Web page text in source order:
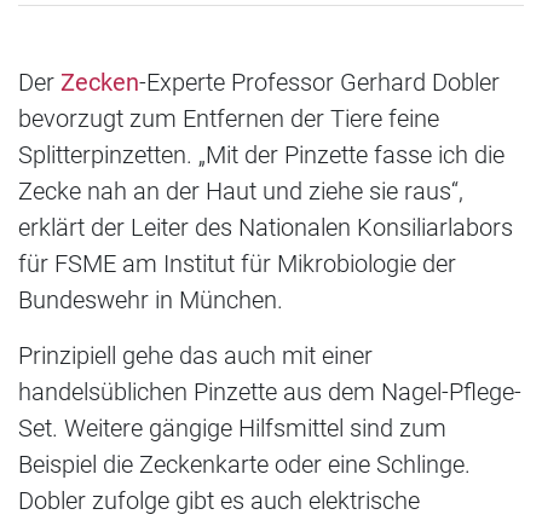
Der Zecken-Experte Professor Gerhard Dobler
bevorzugt zum Entfernen der Tiere feine
Splitterpinzetten. „Mit der Pinzette fasse ich die
Zecke nah an der Haut und ziehe sie raus“,
erklärt der Leiter des Nationalen Konsiliarlabors
für FSME am Institut für Mikrobiologie der
Bundeswehr in München.
Prinzipiell gehe das auch mit einer
handelsüblichen Pinzette aus dem Nagel-Pflege-
Set. Weitere gängige Hilfsmittel sind zum
Beispiel die Zeckenkarte oder eine Schlinge.
Dobler zufolge gibt es auch elektrische